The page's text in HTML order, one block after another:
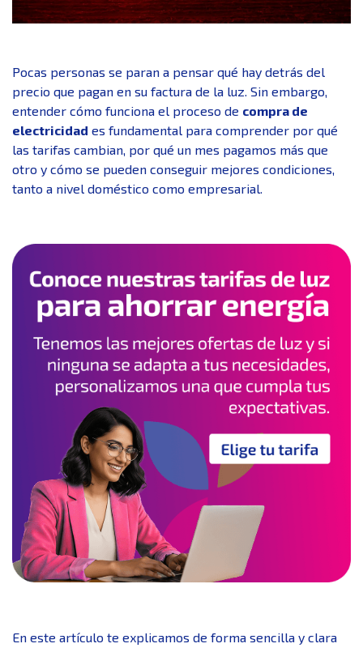
Pocas personas se paran a pensar qué hay detrás del
precio que pagan en su factura de la luz. Sin embargo,
entender cómo funciona el proceso de compra de
electricidad es fundamental para comprender por qué
las tarifas cambian, por qué un mes pagamos más que
otro y cómo se pueden conseguir mejores condiciones,
tanto a nivel doméstico como empresarial.
En este artículo te explicamos de forma sencilla y clara